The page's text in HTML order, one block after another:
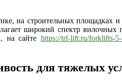
на строительных площадках
широкий спектр
на сайте https://trf-lift.ru/forklifts-
для тяжелых